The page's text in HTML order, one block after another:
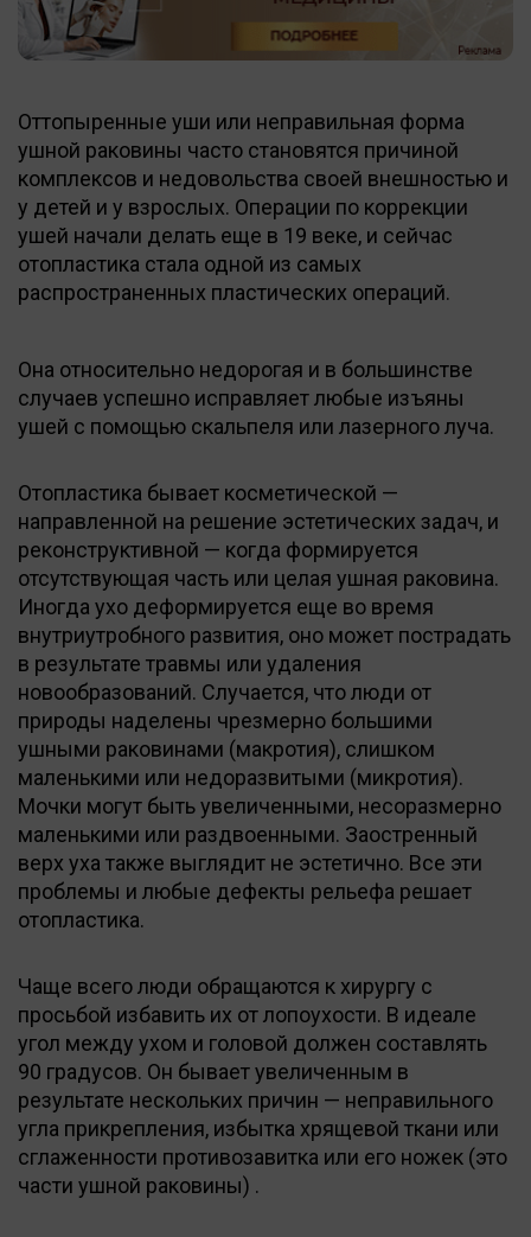
Оттопыренные уши или неправильная форма
ушной раковины часто становятся причиной
комплексов и недовольства своей внешностью и
у детей и у взрослых. Операции по коррекции
ушей начали делать еще в 19 веке, и сейчас
отопластика стала одной из самых
распространенных пластических операций.
Она относительно недорогая и в большинстве
случаев успешно исправляет любые изъяны
ушей с помощью скальпеля или лазерного луча.
Отопластика бывает косметической —
направленной на решение эстетических задач, и
реконструктивной — когда формируется
отсутствующая часть или целая ушная раковина.
Иногда ухо деформируется еще во время
внутриутробного развития, оно может пострадать
в результате травмы или удаления
новообразований. Случается, что люди от
природы наделены чрезмерно большими
ушными раковинами (макротия), слишком
маленькими или недоразвитыми (микротия).
Мочки могут быть увеличенными, несоразмерно
маленькими или раздвоенными. Заостренный
верх уха также выглядит не эстетично. Все эти
проблемы и любые дефекты рельефа решает
отопластика.
Чаще всего люди обращаются к хирургу с
просьбой избавить их от лопоухости. В идеале
угол между ухом и головой должен составлять
90 градусов. Он бывает увеличенным в
результате нескольких причин — неправильного
угла прикрепления, избытка хрящевой ткани или
сглаженности противозавитка или его ножек (это
части ушной раковины) .